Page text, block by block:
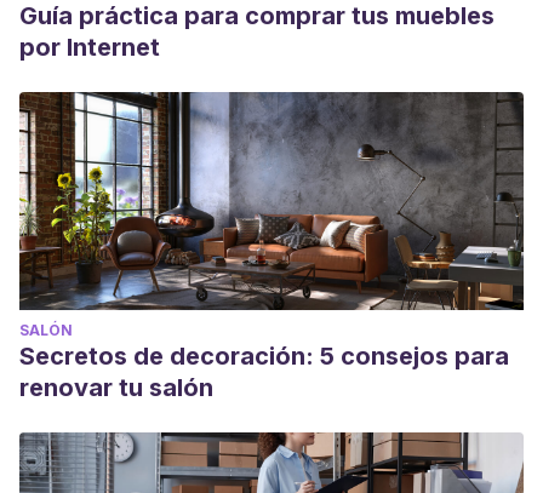
Guía práctica para comprar tus muebles
por Internet
SALÓN
Secretos de decoración: 5 consejos para
renovar tu salón